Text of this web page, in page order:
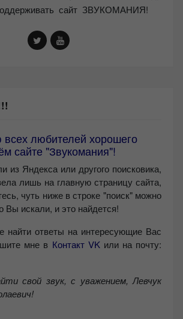
сайт ЗВУКОМАНИЯ!
всех любителей хорошего
сайте "Звукомания"!
из Яндекса или другого поисковика,
лишь на главную страницу сайта,
чуть ниже в строке "поиск" можно
Вы искали, и это найдется!
найти ответы на интересующие Вас
мне в Контакт VKили на почту:
свой звук, с уважением, Левчук